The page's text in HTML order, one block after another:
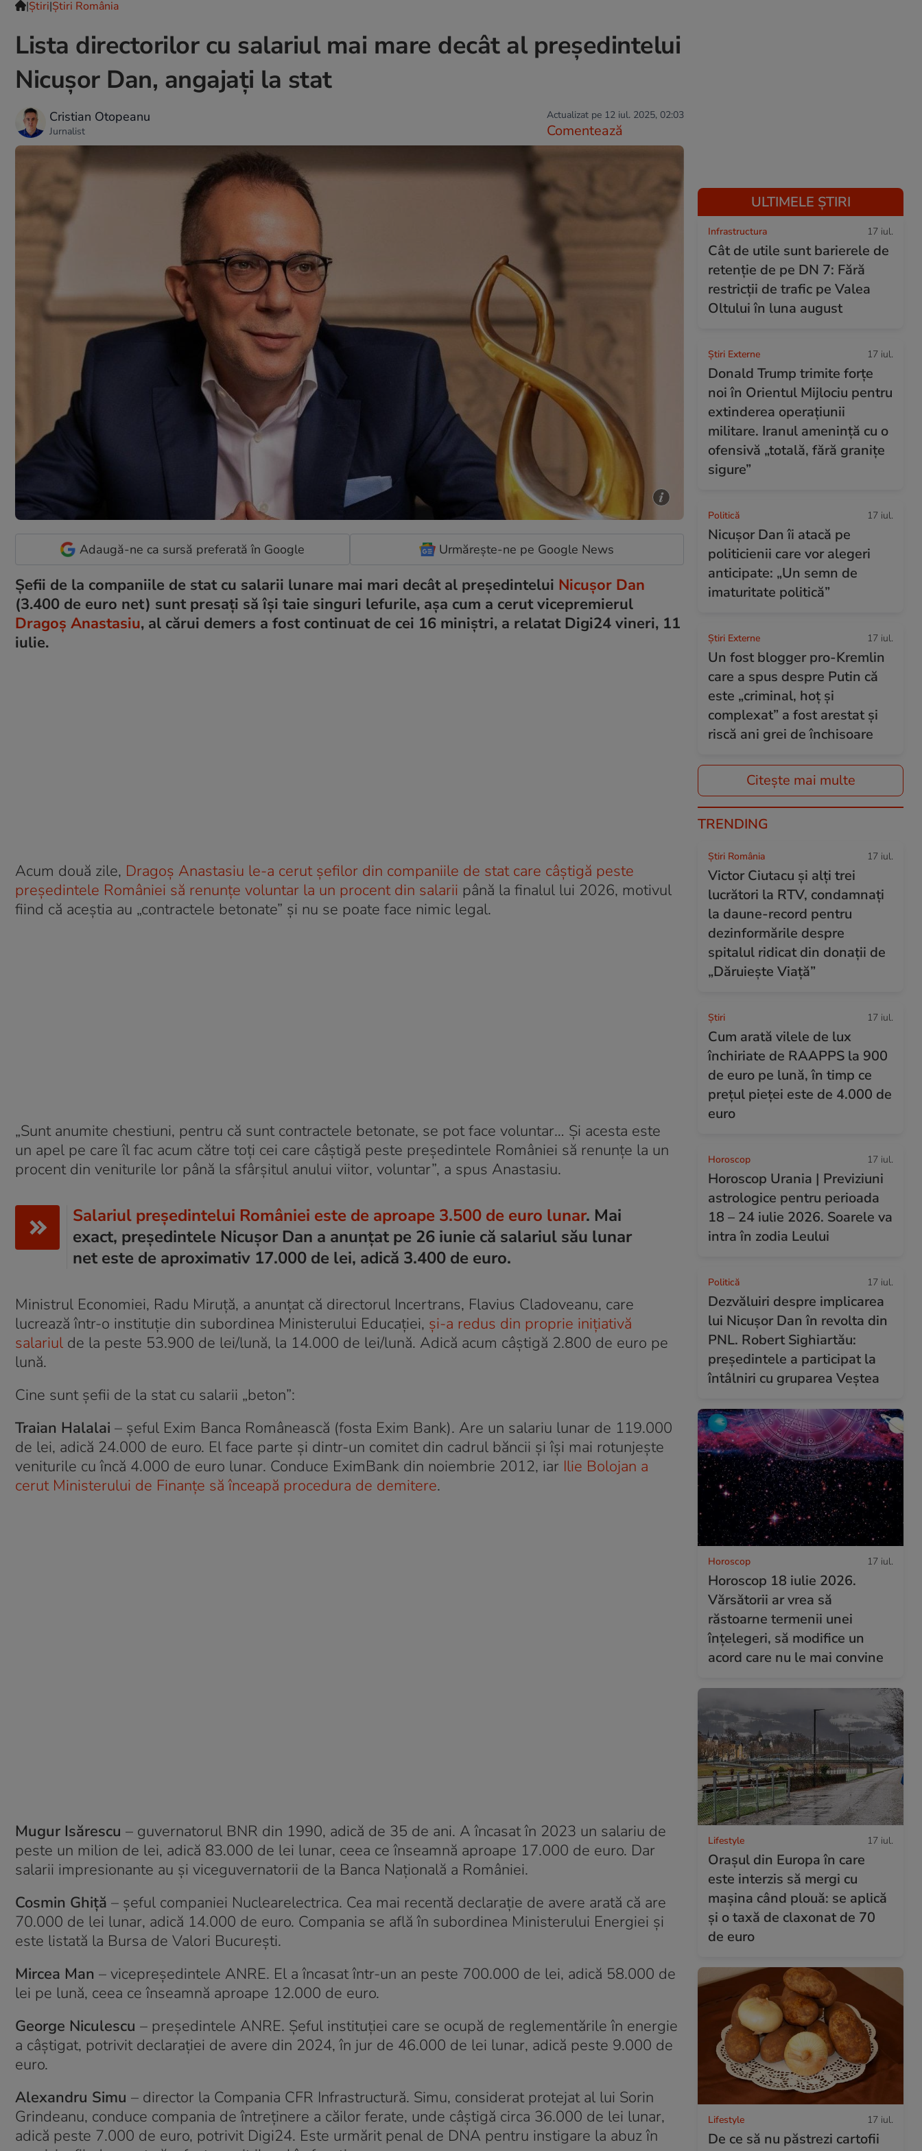
|Ştiri|Știri România
Lista directorilor cu salariul mai mare decât al președintelui
Nicușor Dan, angajați la stat
Cristian Otopeanu
Jurnalist
Actualizat pe 12 iul. 2025, 02:03
Comentează
Adaugă-ne ca sursă preferată în Google Urmărește-ne pe Google News
Șefii de la companiile de stat cu salarii lunare mai mari decât al președintelui Nicușor Dan
(3.400 de euro net) sunt presați să își taie singuri lefurile, așa cum a cerut vicepremierul
Dragoș Anastasiu, al cărui demers a fost continuat de cei 16 miniștri, a relatat Digi24 vineri, 11
iulie.
Acum două zile, Dragoș Anastasiu le-a cerut șefilor din companiile de stat care câștigă peste
președintele României să renunțe voluntar la un procent din salarii până la finalul lui 2026, motivul
fiind că aceștia au „contractele betonate” și nu se poate face nimic legal.
„Sunt anumite chestiuni, pentru că sunt contractele betonate, se pot face voluntar… Și acesta este
un apel pe care îl fac acum către toți cei care câștigă peste președintele României să renunțe la un
procent din veniturile lor până la sfârșitul anului viitor, voluntar”, a spus Anastasiu.
Salariul președintelui României este de aproape 3.500 de euro lunar. Mai
exact, președintele Nicușor Dan a anunțat pe 26 iunie că salariul său lunar
net este de aproximativ 17.000 de lei, adică 3.400 de euro.
Ministrul Economiei, Radu Miruță, a anunțat că directorul Incertrans, Flavius Cladoveanu, care
lucrează într-o instituție din subordinea Ministerului Educației, și-a redus din proprie inițiativă
salariul de la peste 53.900 de lei/lună, la 14.000 de lei/lună. Adică acum câștigă 2.800 de euro pe
lună.
Cine sunt șefii de la stat cu salarii „beton”:
Traian Halalai – șeful Exim Banca Românească (fosta Exim Bank). Are un salariu lunar de 119.000
de lei, adică 24.000 de euro. El face parte și dintr-un comitet din cadrul băncii și își mai rotunjește
veniturile cu încă 4.000 de euro lunar. Conduce EximBank din noiembrie 2012, iar Ilie Bolojan a
cerut Ministerului de Finanțe să înceapă procedura de demitere.
Mugur Isărescu – guvernatorul BNR din 1990, adică de 35 de ani. A încasat în 2023 un salariu de
peste un milion de lei, adică 83.000 de lei lunar, ceea ce înseamnă aproape 17.000 de euro. Dar
salarii impresionante au și viceguvernatorii de la Banca Națională a României.
Cosmin Ghiță – șeful companiei Nuclearelectrica. Cea mai recentă declarație de avere arată că are
70.000 de lei lunar, adică 14.000 de euro. Compania se află în subordinea Ministerului Energiei și
este listată la Bursa de Valori București.
Mircea Man – vicepreședintele ANRE. El a încasat într-un an peste 700.000 de lei, adică 58.000 de
lei pe lună, ceea ce înseamnă aproape 12.000 de euro.
George Niculescu – președintele ANRE. Șeful instituției care se ocupă de reglementările în energie
a câștigat, potrivit declarației de avere din 2024, în jur de 46.000 de lei lunar, adică peste 9.000 de
euro.
Alexandru Simu – director la Compania CFR Infrastructură. Simu, considerat protejat al lui Sorin
Grindeanu, conduce compania de întreținere a căilor ferate, unde câștigă circa 36.000 de lei lunar,
adică peste 7.000 de euro, potrivit Digi24. Este urmărit penal de DNA pentru instigare la abuz în
ULTIMELE ȘTIRI
Infrastructura 17 iul.
Cât de utile sunt barierele de
retenție de pe DN 7: Fără
restricții de trafic pe Valea
Oltului în luna august
Știri Externe 17 iul.
Donald Trump trimite forțe
noi în Orientul Mijlociu pentru
extinderea operațiunii
militare. Iranul amenință cu o
ofensivă „totală, fără granițe
sigure”
Politică 17 iul.
Nicușor Dan îi atacă pe
politicienii care vor alegeri
anticipate: „Un semn de
imaturitate politică”
Știri Externe 17 iul.
Un fost blogger pro-Kremlin
care a spus despre Putin că
este „criminal, hoț și
complexat” a fost arestat și
riscă ani grei de închisoare
Citește mai multe
TRENDING
Știri România 17 iul.
Victor Ciutacu și alți trei
lucrători la RTV, condamnați
la daune-record pentru
dezinformările despre
spitalul ridicat din donații de
„Dăruiește Viață”
Ştiri 17 iul.
Cum arată vilele de lux
închiriate de RAAPPS la 900
de euro pe lună, în timp ce
prețul pieței este de 4.000 de
euro
Horoscop 17 iul.
Horoscop Urania | Previziuni
astrologice pentru perioada
18 – 24 iulie 2026. Soarele va
intra în zodia Leului
Politică 17 iul.
Dezvăluiri despre implicarea
lui Nicușor Dan în revolta din
PNL. Robert Sighiartău:
președintele a participat la
întâlniri cu gruparea Veștea
Horoscop 17 iul.
Horoscop 18 iulie 2026.
Vărsătorii ar vrea să
răstoarne termenii unei
înțelegeri, să modifice un
acord care nu le mai convine
Lifestyle 17 iul.
Orașul din Europa în care
este interzis să mergi cu
mașina când plouă: se aplică
și o taxă de claxonat de 70
de euro
Lifestyle 17 iul.
De ce să nu păstrezi cartofii